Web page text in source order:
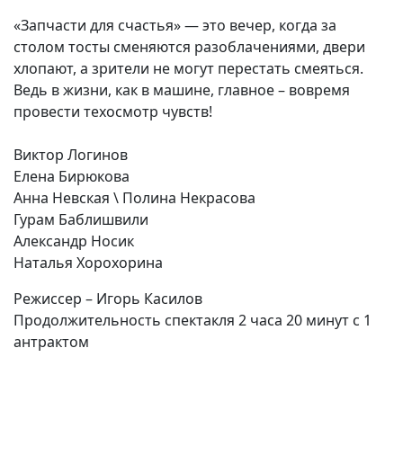
«Запчасти для счастья» — это вечер, когда за
столом тосты сменяются разоблачениями, двери
хлопают, а зрители не могут перестать смеяться.
Ведь в жизни, как в машине, главное – вовремя
провести техосмотр чувств!
Виктор Логинов
Елена Бирюкова
Анна Невская \ Полина Некрасова
Гурам Баблишвили
Александр Носик
Наталья Хорохорина
Режиссер – Игорь Касилов
Продолжительность спектакля 2 часа 20 минут с 1
антрактом